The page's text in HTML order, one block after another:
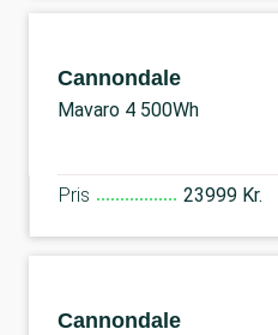
Cannondale
Mavaro 4 500Wh
Pris 23999 Kr.
Cannondale